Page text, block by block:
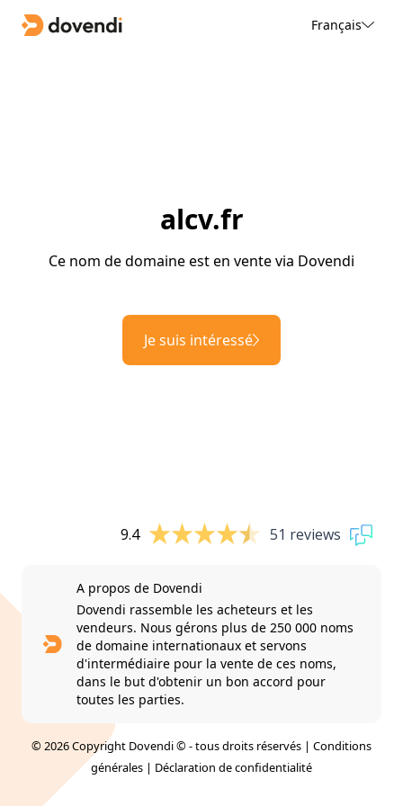
Français
alcv.fr
Ce nom de domaine est en vente via Dovendi
Je suis intéressé
9.4 51 reviews
A propos de Dovendi
Dovendi rassemble les acheteurs et les
vendeurs. Nous gérons plus de 250 000 noms
de domaine internationaux et servons
d'intermédiaire pour la vente de ces noms,
dans le but d'obtenir un bon accord pour
toutes les parties.
© 2026 Copyright Dovendi © - tous droits réservés | Conditions
générales | Déclaration de confidentialité